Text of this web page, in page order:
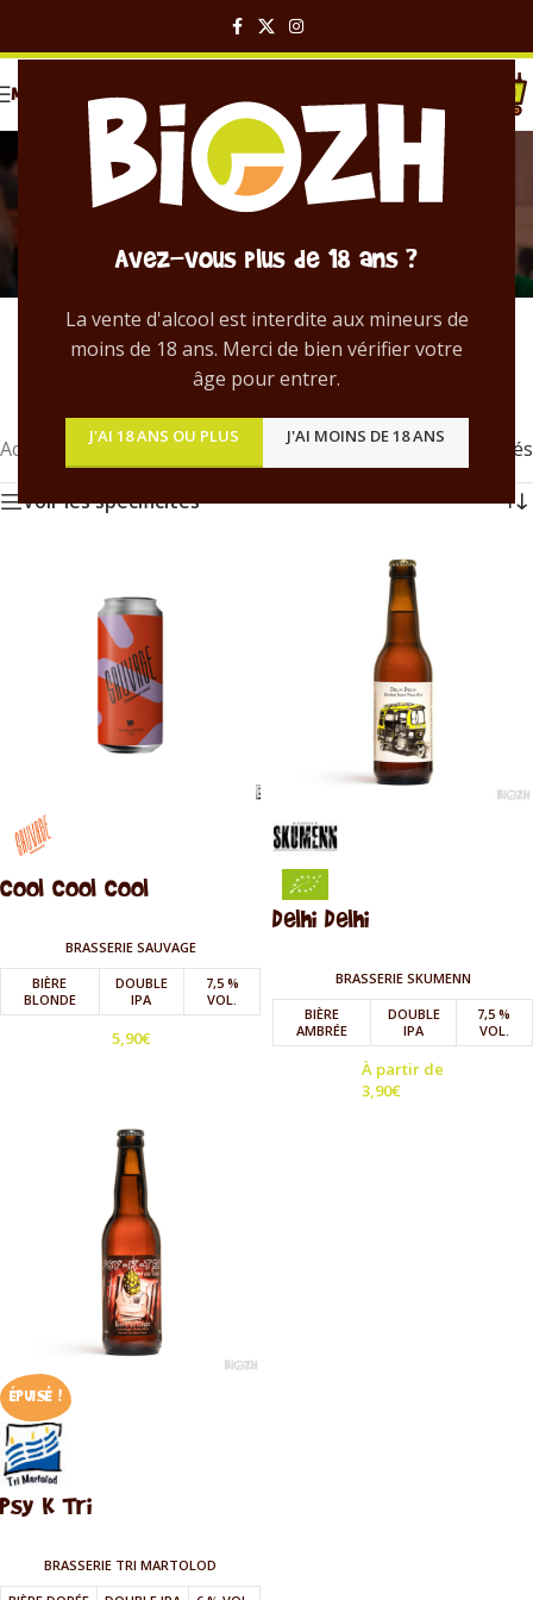
Avez-vous plus de 18 ans ?
La vente d'alcool est interdite aux mineurs de
moins de 18 ans. Merci de bien vérifier votre
âge pour entrer.
J'AI 18 ANS OU PLUS J'AI MOINS DE 18 ANS
MENU
Double IPA
Catégories
Bière Double IPA – Découvrez toutes les
bières Double IPA artisanales
bretonnesdistribuées par BIOZH.
Accueil Produit Style/Double IPA
3 résultats affichés
Voir les spécificités
Cool Cool Cool
BRASSERIE SAUVAGE
BIÈRE
BLONDE
DOUBLE
IPA
7,5 %
VOL.
5,90€
Delhi Delhi
BRASSERIE SKUMENN
BIÈRE
AMBRÉE
DOUBLE
IPA
7,5 %
VOL.
À partir de
3,90€
ÉPUISÉ !
Psy K Tri
BRASSERIE TRI MARTOLOD